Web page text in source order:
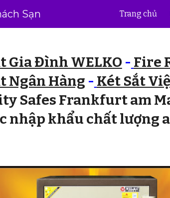
Skip to main
Sạn Trang chủ
Gia Đình WELKO - Fire
Ngân Hàng - Két Sắt
Safes Frankfurt am
nhập khẩu chất lượng